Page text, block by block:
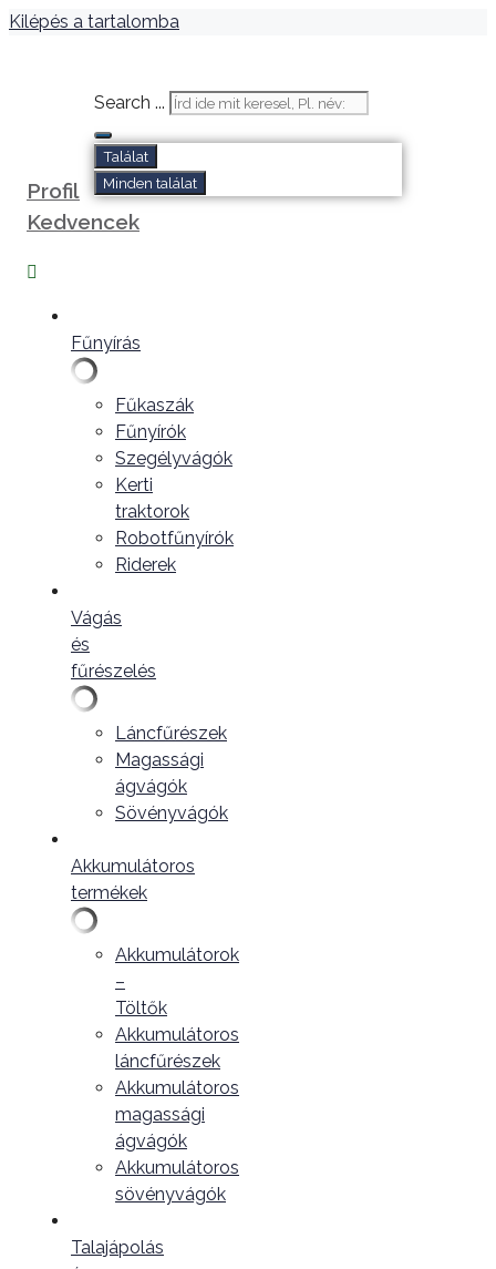
Kilépés a tartalomba
Search ...
Találat
Minden találat
Profil
Kedvencek
Fűnyírás
Fűkaszák
Fűnyírók
Szegélyvágók
Kerti
traktorok
Robotfűnyírók
Riderek
Vágás
és
fűrészelés
Láncfűrészek
Magassági
ágvágók
Sövényvágók
Akkumulátoros
termékek
Akkumulátorok
–
Töltők
Akkumulátoros
láncfűrészek
Akkumulátoros
magassági
ágvágók
Akkumulátoros
sövényvágók
Talajápolás